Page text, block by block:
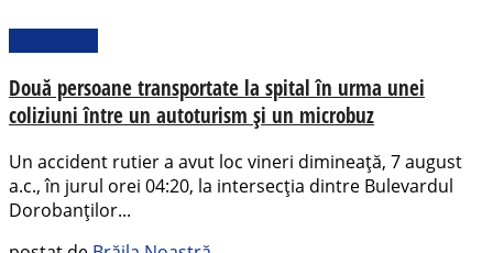
Două persoane transportate la spital în urma unei
coliziuni între un autoturism și un microbuz
Un accident rutier a avut loc vineri dimineață, 7 august
a.c., în jurul orei 04:20, la intersecția dintre Bulevardul
Dorobanților...